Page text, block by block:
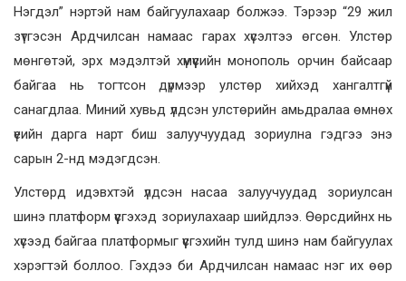
Нэгдэл” нэртэй нам байгуулахаар болжээ. Тэрээр “29 жил
зүтгэсэн Ардчилсан намаас гарах хүсэлтээ өгсөн. Улстөр
мөнгөтэй, эрх мэдэлтэй хүмүүсийн монополь орчин байсаар
байгаа нь тогтсон дүрмээр улстөр хийхэд хангалтгүй
санагдлаа. Миний хувьд үлдсэн улстөрийн амьдралаа өмнөх
үеийн дарга нарт биш залуучуудад зориулна гэдгээ энэ
сарын 2-нд мэдэгдсэн.
Улстөрд идэвхтэй үлдсэн насаа залуучуудад зориулсан
шинэ платформ үүсгэхэд зориулахаар шийдлээ. Өөрсдийнх нь
хүсээд байгаа платформыг үүсгэхийн тулд шинэ нам байгуулах
хэрэгтэй боллоо. Гэхдээ би Ардчилсан намаас нэг их өөр